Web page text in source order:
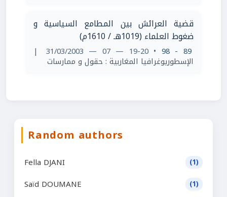
قضية العرائش بين المطامع السياسية و
ضغوط العلماء (1019هـ / 1610م)
89 - 98
• 19-20 — 07 — 31/03/2003
|
الإسطوريوغرافيا المغاربية : حقول و ممارسات
Random authors
Fella DJANI (1)
Saïd DOUMANE (1)